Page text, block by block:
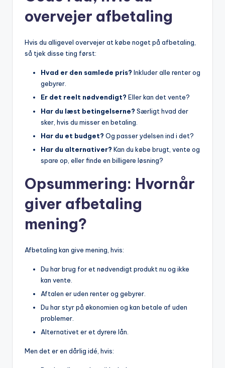
overvejer afbetaling
Hvis du alligevel overvejer at købe noget på afbetaling,
så tjek disse ting først:
Hvad er den samlede pris? Inkluder alle renter og
gebyrer.
Er det reelt nødvendigt? Eller kan det vente?
Har du læst betingelserne? Særligt hvad der
sker, hvis du misser en betaling.
Har du et budget? Og passer ydelsen ind i det?
Har du alternativer? Kan du købe brugt, vente og
spare op, eller finde en billigere løsning?
Opsummering: Hvornår
giver afbetaling
mening?
Afbetaling kan give mening, hvis:
Du har brug for et nødvendigt produkt nu og ikke
kan vente.
Aftalen er uden renter og gebyrer.
Du har styr på økonomien og kan betale af uden
problemer.
Alternativet er et dyrere lån.
Men det er en dårlig idé, hvis: